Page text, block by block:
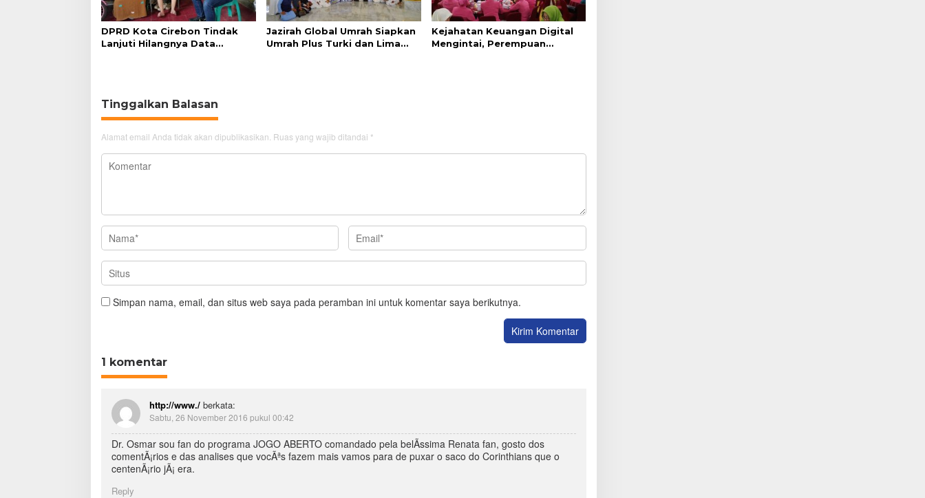
DPRD Kota Cirebon Tindak
Lanjuti Hilangnya Data
Jazirah Global Umrah Siapkan
Umrah Plus Turki dan Lima
Kejahatan Keuangan Digital
Mengintai, Perempuan
Tinggalkan Balasan
Alamat email Anda tidak akan dipublikasikan. Ruas yang wajib ditandai *
Simpan nama, email, dan situs web saya pada peramban ini untuk komentar saya berikutnya.
1 komentar
http://www./ berkata:
Sabtu, 26 November 2016 pukul 00:42
Dr. Osmar sou fan do programa JOGO ABERTO comandado pela belÃ­ssima Renata fan, gosto dos
comentÃ¡rios e das analises que vocÃªs fazem mais vamos para de puxar o saco do Corinthians que o
centenÃ¡rio jÃ¡ era.
Reply